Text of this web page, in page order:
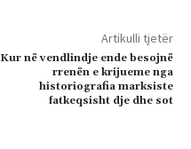
Artikulli tjetër
Kur në vendlindje ende besojnë
rrenën e krijueme nga
historiografia marksiste
fatkeqsisht dje dhe sot